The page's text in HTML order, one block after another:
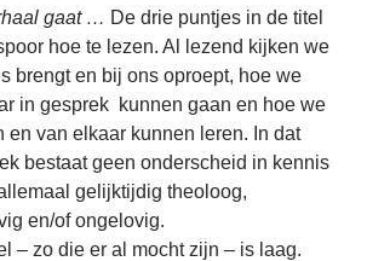
gaat … De drie puntjes in de titel
hoe te lezen. Al lezend kijken we
brengt en bij ons oproept, hoe we
in gesprek kunnen gaan en hoe we
en van elkaar kunnen leren. In dat
bestaat geen onderscheid in kennis
gelijktijdig theoloog,
en/of ongelovig.
– zo die er al mocht zijn – is laag.